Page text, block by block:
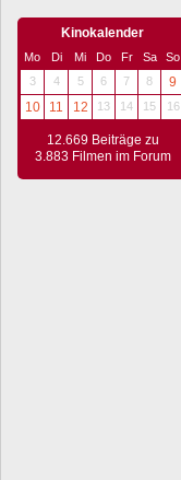
Kinokalender
Mo Di Mi Do Fr Sa
So
3
4 5 6 7 8
9
10
11 12 13 14 15 16
12.669 Beiträge zu
3.883 Filmen im Forum